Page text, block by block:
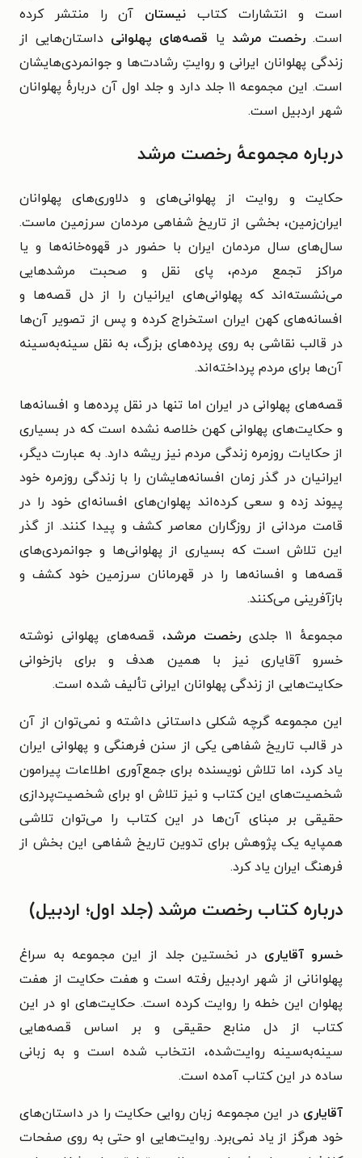
است و انتشارات کتاب نیستان آن را منتشر کرده
است.رخصت مرشد یا قصه‌های پهلوانی داستان‌هایی از
زندگی پهلوانان ایرانی و روایتِ رشادت‌ها و جوانمردی‌هایشان
است. این مجموعه ۱۱ جلد دارد و جلد اول آن دربارهٔ پهلوانان
شهر اردبیل است.
درباره مجموعهٔ رخصت مرشد
حکایت و روایت از پهلوانی‌های و دلاوری‌های پهلوانان
ایران‌زمین، بخشی از تاریخ شفاهی مردمان سرزمین ماست.
سال‌های سال مردمان ایران با حضور در قهوه‌‌خانه‌ها و یا
مراکز تجمع مردم، پای نقل و صحبت مرشد‌هایی
می‌نشسته‌اند که پهلوانی‌های ایرانیان را از دل قصه‌ها و
افسانه‌های کهن ایران استخراج کرده و پس از تصویر آن‌ها
در قالب نقاشی به روی پرده‌های بزرگ، به نقل سینه‌به‌سینه
آن‌ها برای مردم پرداخته‌اند.
قصه‌های پهلوانی در ایران اما تنها در نقل پرده‌ها و افسانه‌ها
و حکایت‌های پهلوانی کهن خلاصه نشده است که در بسیاری
از حکایات روزمره زندگی مردم نیز ریشه دارد. به ‌عبارت ‌دیگر،
ایرانیان در گذر زمان افسانه‌هایشان را با زندگی روزمره خود
پیوند زده و سعی کرده‌اند پهلوان‌های افسانه‌ای خود را در
قامت مردانی از روزگاران معاصر کشف و پیدا کنند. از گذر
این تلاش است که بسیاری از پهلوانی‌ها و جوانمردی‌های
قصه‌ها و افسانه‌ها را در قهرمانان سرزمین خود کشف و
بازآفرینی می‌کنند.
مجموعهٔ ۱۱ جلدی رخصت مرشد، قصه‌های پهلوانی نوشته
خسرو آقایاری نیز با همین هدف و برای بازخوانی
حکایت‌هایی از زندگی پهلوانان ایرانی تألیف شده است.
این مجموعه گرچه شکلی داستانی داشته و نمی‌توان از آن
در قالب تاریخ شفاهی یکی از سنن فرهنگی و پهلوانی ایران
یاد کرد، اما تلاش نویسنده برای جمع‌آوری اطلاعات پیرامون
شخصیت‌های این کتاب و نیز تلاش او برای شخصیت‌پردازی
حقیقی بر مبنای آن‌ها در این کتاب را می‌توان تلاشی
‌همپایه یک پژوهش برای تدوین تاریخ شفاهی این بخش از
فرهنگ ایران یاد کرد.
درباره کتاب رخصت مرشد (جلد اول؛ اردبیل)
خسروآقایاریدر نخستین جلد از این مجموعه به سراغ
پهلوانانی از شهر اردبیل رفته است و هفت حکایت از هفت
پهلوان این خطه را روایت کرده است. حکایت‌های او در این
کتاب از دل منابع حقیقی و بر اساس قصه‌هایی
سینه‌به‌سینه روایت‌شده، انتخاب شده است و به زبانی
ساده در این کتاب آمده است.
آقایاریدر این مجموعه زبان روایی حکایت را در داستان‌های
خود هرگز از یاد نمی‌برد. روایت‌هایی او حتی به روی صفحات